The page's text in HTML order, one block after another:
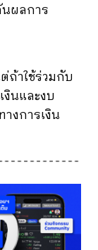
นผลการ
ถ้าใช้ร่วมกับ
นและงบ
งการเงิน